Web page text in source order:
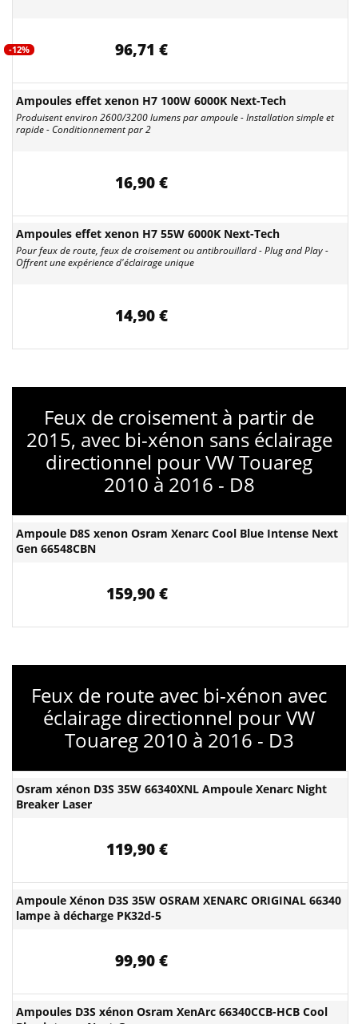
-12% 96,71 €
Ampoules effet xenon H7 100W 6000K Next-Tech
Produisent environ 2600/3200 lumens par ampoule - Installation simple et
rapide - Conditionnement par 2
16,90 €
Ampoules effet xenon H7 55W 6000K Next-Tech
Pour feux de route, feux de croisement ou antibrouillard - Plug and Play -
Offrent une expérience d'éclairage unique
14,90 €
Feux de croisement à partir de
2015, avec bi-xénon sans éclairage
directionnel pour VW Touareg
2010 à 2016 - D8
Ampoule D8S xenon Osram Xenarc Cool Blue Intense Next
Gen 66548CBN
159,90 €
Feux de route avec bi-xénon avec
éclairage directionnel pour VW
Touareg 2010 à 2016 - D3
Osram xénon D3S 35W 66340XNL Ampoule Xenarc Night
Breaker Laser
119,90 €
Ampoule Xénon D3S 35W OSRAM XENARC ORIGINAL 66340
lampe à décharge PK32d-5
99,90 €
Ampoules D3S xénon Osram XenArc 66340CCB-HCB Cool